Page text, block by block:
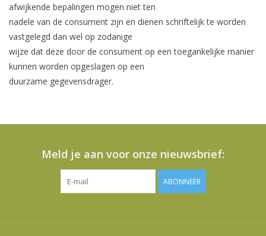
afwijkende bepalingen mogen niet ten
nadele van de consument zijn en dienen schriftelijk te worden
vastgelegd dan wel op zodanige
wijze dat deze door de consument op een toegankelijke manier
kunnen worden opgeslagen op een
duurzame gegevensdrager.
Meld je aan voor onze nieuwsbrief:
ABONNEER